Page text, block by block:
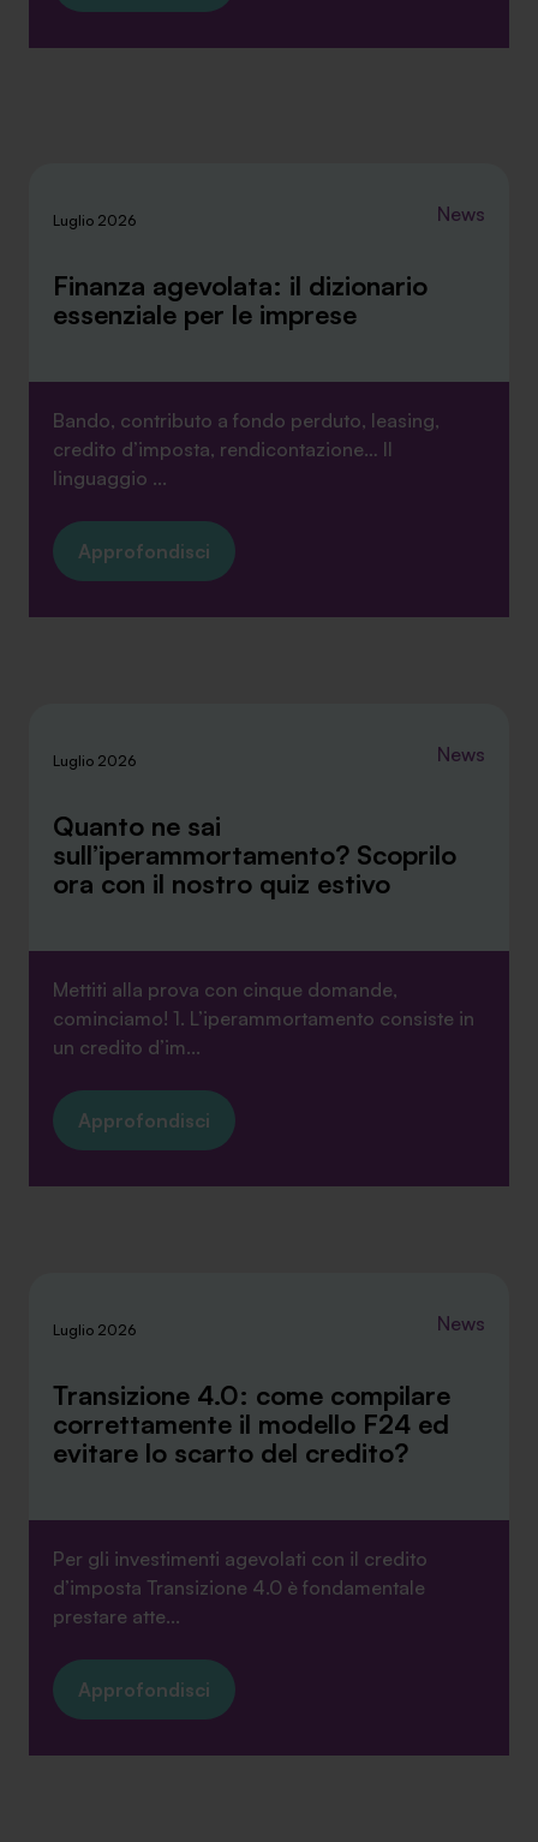
Luglio 2026 News
Finanza agevolata: il dizionario
essenziale per le imprese
Bando, contributo a fondo perduto, leasing,
credito d’imposta, rendicontazione… Il
linguaggio ...
Approfondisci
Luglio 2026 News
Quanto ne sai
sull’iperammortamento? Scoprilo
ora con il nostro quiz estivo
Mettiti alla prova con cinque domande,
cominciamo! 1. L’iperammortamento consiste in
un credito d’im...
Approfondisci
Luglio 2026 News
Transizione 4.0: come compilare
correttamente il modello F24 ed
evitare lo scarto del credito?
Per gli investimenti agevolati con il credito
d’imposta Transizione 4.0 è fondamentale
prestare atte...
Approfondisci